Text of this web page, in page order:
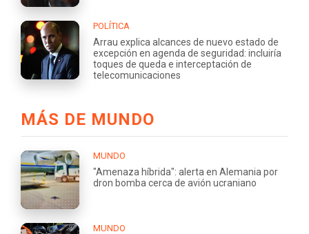
POLÍTICA
Arrau explica alcances de nuevo estado de
excepción en agenda de seguridad: incluiría
toques de queda e interceptación de
telecomunicaciones
MÁS DE MUNDO
MUNDO
"Amenaza híbrida": alerta en Alemania por
dron bomba cerca de avión ucraniano
MUNDO